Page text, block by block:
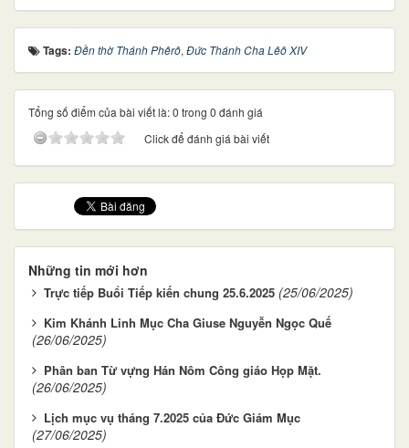
Tags: Đền thờ Thánh Phêrô, Đức Thánh Cha Lêô XIV
Tổng số điểm của bài viết là: 0 trong 0 đánh giá
Click để đánh giá bài viết
Những tin mới hơn
Trực tiếp Buổi Tiếp kiến chung 25.6.2025 (25/06/2025)
Kim Khánh Linh Mục Cha Giuse Nguyễn Ngọc Quế
(26/06/2025)
Phân ban Từ vựng Hán Nôm Công giáo Họp Mặt.
(26/06/2025)
Lịch mục vụ tháng 7.2025 của Đức Giám Mục
(27/06/2025)